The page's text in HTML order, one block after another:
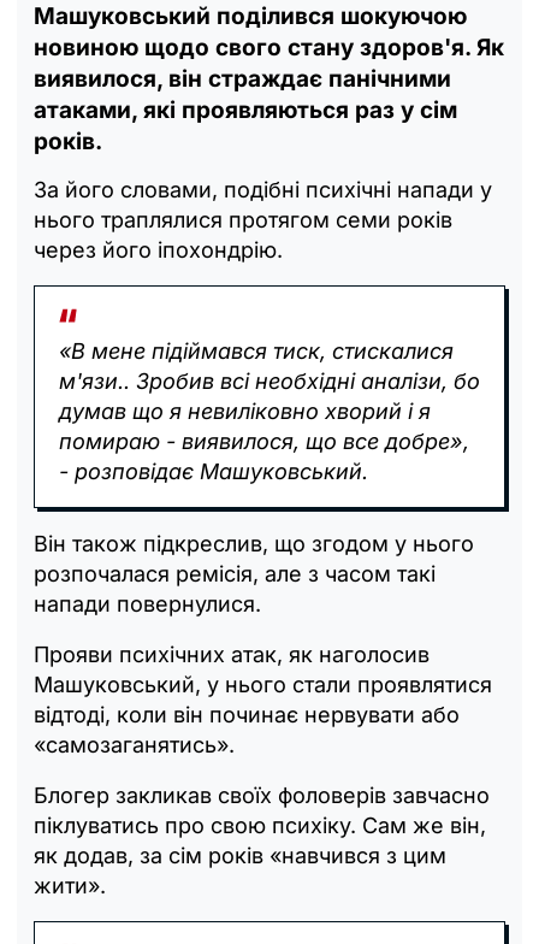
Машуковський поділився шокуючою
новиною щодо свого стану здоров'я. Як
виявилося, він страждає панічними
атаками, які проявляються раз у сім
років.
За його словами, подібні психічні напади у
нього траплялися протягом семи років
через його іпохондрію.
«В мене підіймався тиск, стискалися
м'язи.. Зробив всі необхідні аналізи, бо
думав що я невиліковно хворий і я
помираю - виявилося, що все добре»,
- розповідає Машуковський.
Він також підкреслив, що згодом у нього
розпочалася ремісія, але з часом такі
напади повернулися.
Прояви психічних атак, як наголосив
Машуковський, у нього стали проявлятися
відтоді, коли він починає нервувати або
«самозаганятись».
Блогер закликав своїх фоловерів завчасно
піклуватись про свою психіку. Сам же він,
як додав, за сім років «навчився з цим
жити».